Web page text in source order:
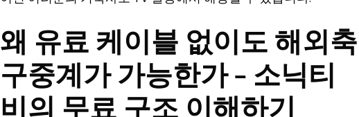
왜 유료 케이블 없이도 해외축
구중계가 가능한가 – 소닉티